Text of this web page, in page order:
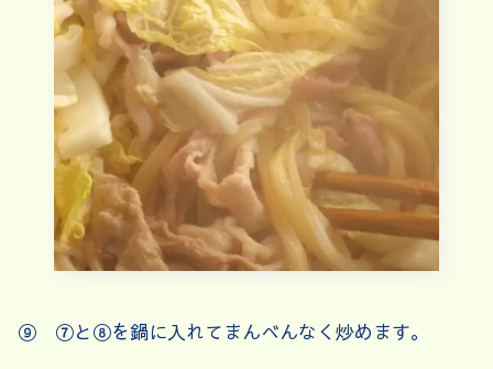
⑨ ⑦と⑧を鍋に入れてまんべんなく炒めます。